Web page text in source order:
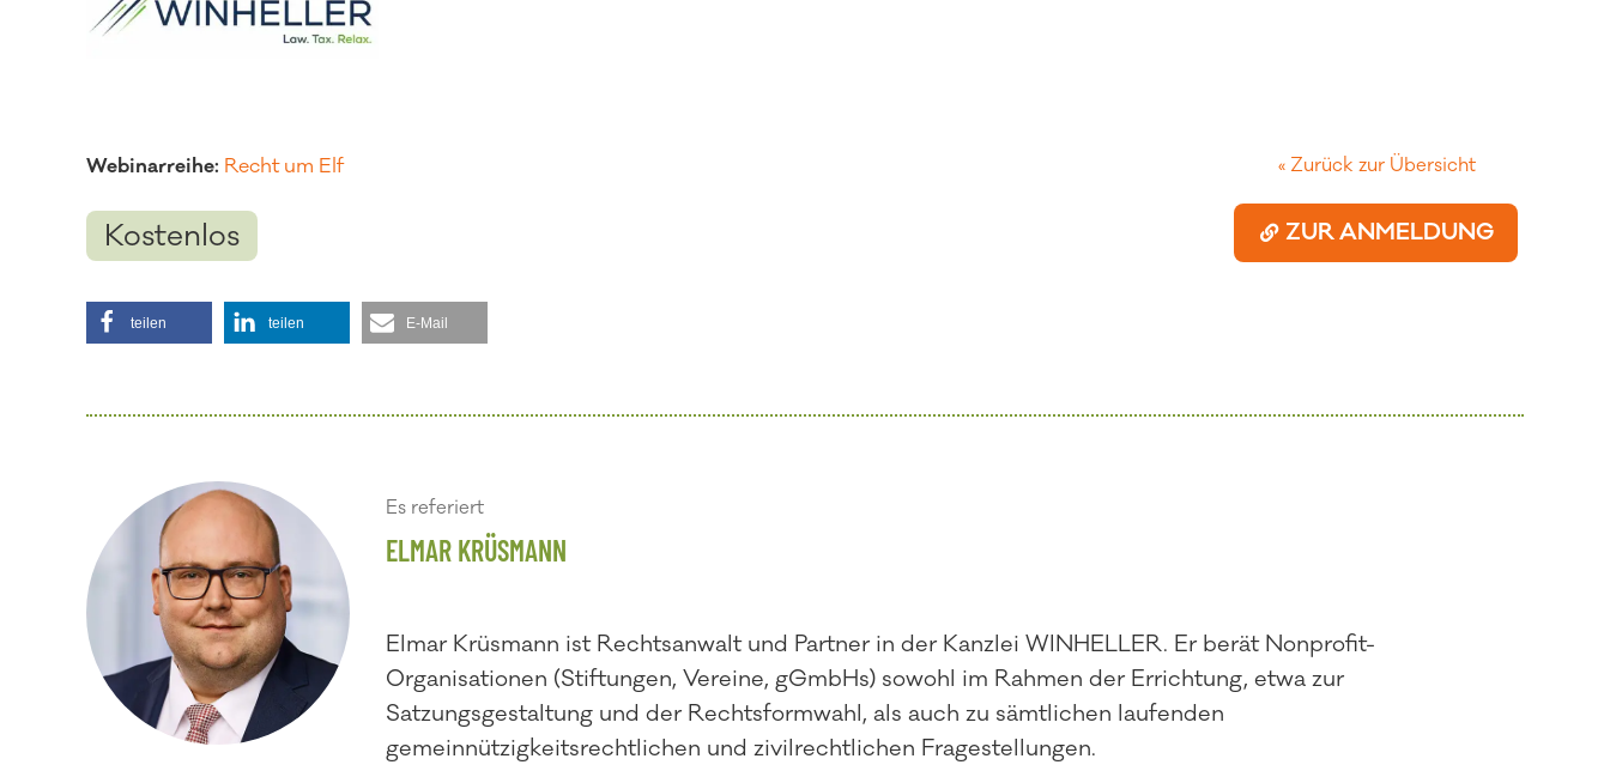
Webinarreihe: Recht um Elf
Kostenlos
teilen teilen E-Mail
« Zurück zur Übersicht
ZUR ANMELDUNG
Es referiert
ELMAR KRÜSMANN
Elmar Krüsmann ist Rechtsanwalt und Partner in der Kanzlei WINHELLER. Er berät Nonprofit-
Organisationen (Stiftungen, Vereine, gGmbHs) sowohl im Rahmen der Errichtung, etwa zur
Satzungsgestaltung und der Rechtsformwahl, als auch zu sämtlichen laufenden
gemeinnützigkeitsrechtlichen und zivilrechtlichen Fragestellungen.